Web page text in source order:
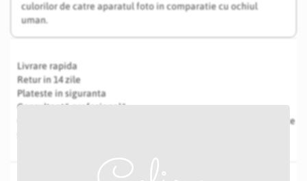
culorilor de catre aparatul foto in comparatie cu ochiul
uman.
Livrare rapida
Retur in 14 zile
Plateste in siguranta
Consultanță profesională
Costul transportului poate avea modificări în funcție de greutate